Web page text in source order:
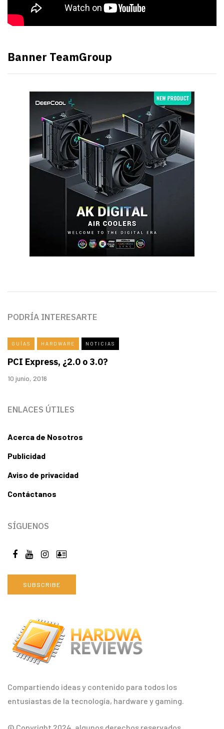
Banner TeamGroup
Compartiendo ideas y contenido para todos los
entusiastas de la tecnología, hardware y gaming.
© Copyright 2024, algunos derechos reservados.
PODRÍA INTERESARTE
GUÍAS HARDWARE NOTICIAS
PCI Express, ¿2.0 o 3.0?
10 junio, 2016
ENLACES ÚTILES
Acerca de Nosotros
Publicidad
Aviso de privacidad
Contáctanos
SÍGUENOS
SUBSCRIBE